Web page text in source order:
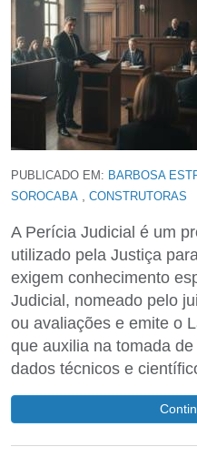
PUBLICADO EM: BARBOSA
SOROCABA
CONSTRUTORAS
A Perícia Judicial é um
utilizado pela Justiça
exigem conhecimento
Judicial, nomeado pelo
ou avaliações e emite o
que auxilia na tomada
dados técnicos e